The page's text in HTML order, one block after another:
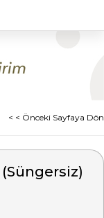
< < Önceki Sayfaya Dön
(Süngersiz)